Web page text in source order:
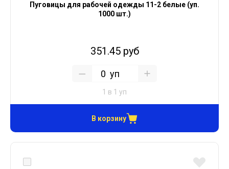
Пуговицы для рабочей одежды 11-2 белые (уп.
1000 шт.)
351.45 руб
уп
1 в 1 уп
В корзину